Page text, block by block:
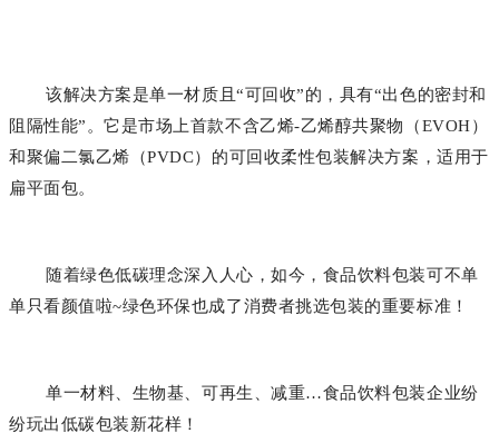
该解决方案是单一材质且“可回收”的，具有“出色的密封和
阻隔性能”。它是市场上首款不含乙烯-乙烯醇共聚物（EVOH）
和聚偏二氯乙烯（PVDC）的可回收柔性包装解决方案，适用于
扁平面包。
随着绿色低碳理念深入人心，如今，食品饮料包装可不单
单只看颜值啦~绿色环保也成了消费者挑选包装的重要标准！
单一材料、生物基、可再生、减重…食品饮料包装企业纷
纷玩出低碳包装新花样！